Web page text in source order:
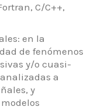
C/C++,
en la
de fenómenos
y/o cuasi-
a
y